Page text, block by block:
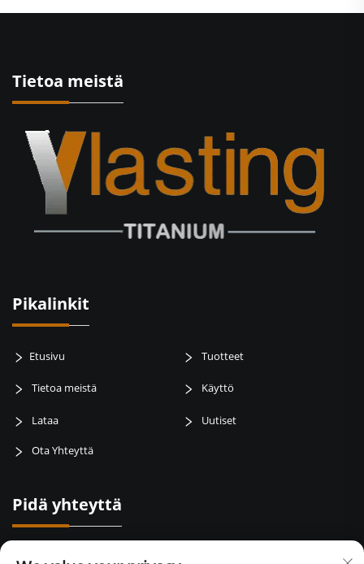
Tietoa meistä
Pikalinkit
Etusivu Tuotteet
Tietoa meistä Käyttö
Lataa Uutiset
Ota Yhteyttä
Pidä yhteyttä